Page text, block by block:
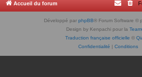
h
e
r
Accueil du forum
Développé par phpBB® Forum Software ©
Design by Kenpachi pour la
Traduction française officielle ©
Confidentialité | Conditions